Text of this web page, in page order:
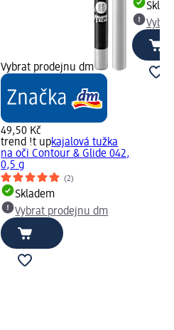
Vybrat prodejnu dm
49,50 Kč
trend !t upkajalová tužka
na oči Contour & Glide 042,
0,5 g
(2)
Skladem
Vybrat prodejnu dm